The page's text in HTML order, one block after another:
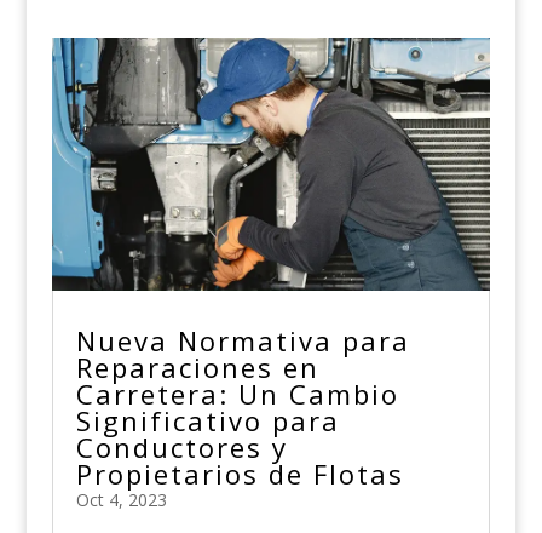
Nueva Normativa para
Reparaciones en
Carretera: Un Cambio
Significativo para
Conductores y
Propietarios de Flotas
Oct 4, 2023